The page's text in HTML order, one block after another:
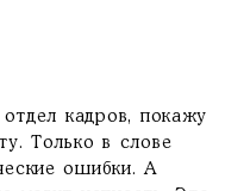
кадров, покажу
Только в слове
ошибки. А